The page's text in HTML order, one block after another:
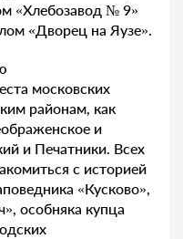
«Хлебозавод № 9»
«Дворец на Яузе».
московских
районам, как
и
и Печатники. Всех
с историей
«Кусково»,
особняка купца